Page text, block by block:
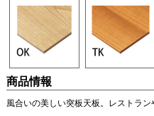
商品情報
風合いの美しい突板天板。レストラン